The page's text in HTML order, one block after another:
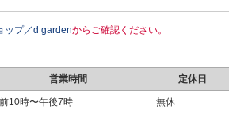
ップ／d gardenからご確認ください。
営業時間 定休日
10時〜午後7時 無休